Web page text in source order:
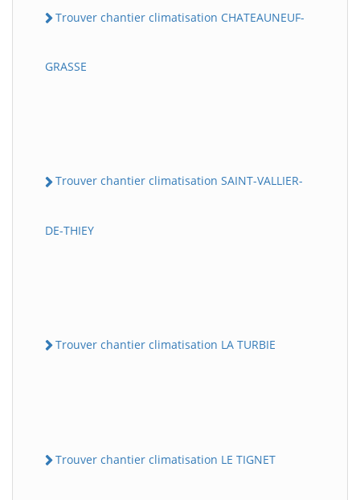
Trouver chantier climatisation CHATEAUNEUF-
GRASSE
Trouver chantier climatisation SAINT-VALLIER-
DE-THIEY
Trouver chantier climatisation LA TURBIE
Trouver chantier climatisation LE TIGNET